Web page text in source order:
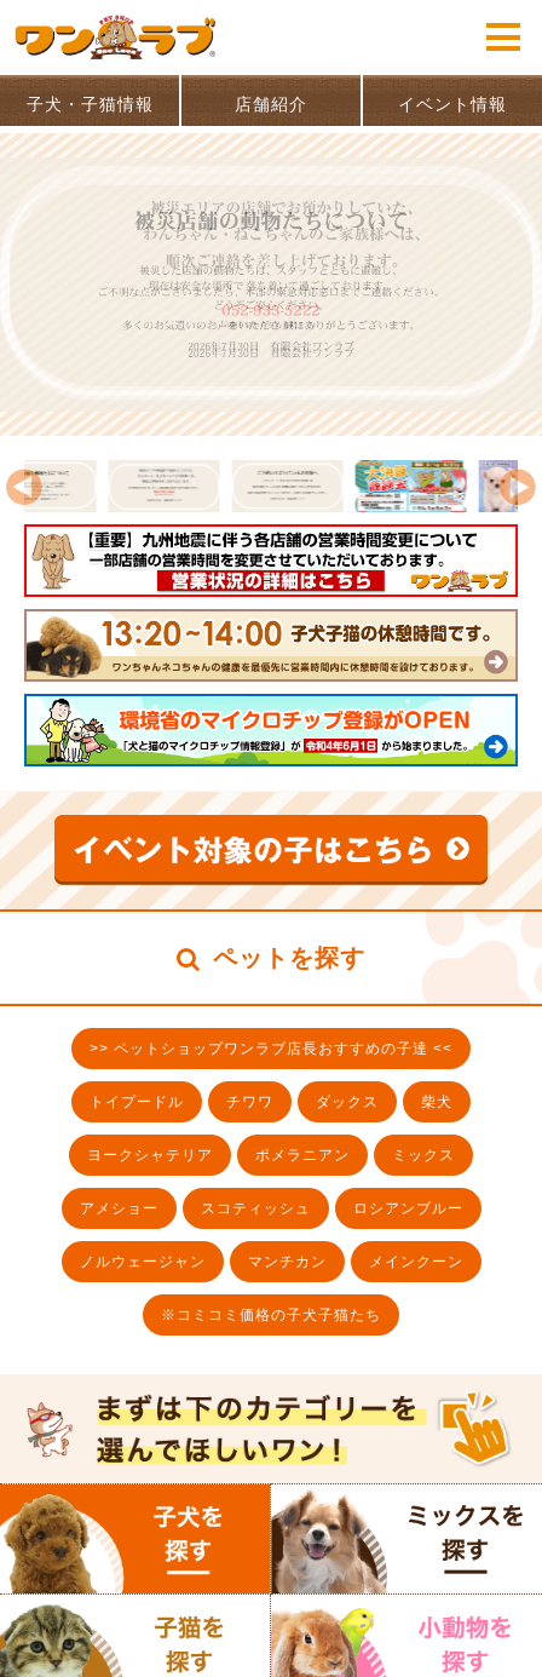
子犬・子猫情報 店舗紹介 イベント情報
ペットを探す
>> ペットショップワンラブ店長おすすめの子達 <<
トイプードル チワワ ダックス 柴犬
ヨークシャテリア ポメラニアン ミックス
アメショー スコティッシュ ロシアンブルー
ノルウェージャン マンチカン メインクーン
※コミコミ価格の子犬子猫たち